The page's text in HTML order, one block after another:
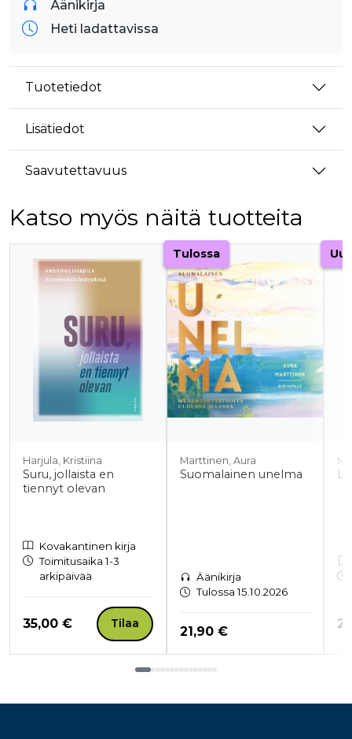
Äänikirja
Heti ladattavissa
Tuotetiedot
Lisätiedot
Saavutettavuus
Katso myös näitä tuotteita
Tuoteluettelon alku
Harjula, Kristiina
Suru, jollaista en
tiennyt olevan
Kovakantinen kirja
Toimitusaika 1-3
arkipäivää
Hinta nyt
35,00 € Tilaa
Tulossa
Marttinen, Aura
Suomalainen unelma
Äänikirja
Tulossa 15.10.2026
Hinta nyt
21,90 €